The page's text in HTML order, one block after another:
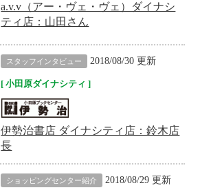
a.v.v（アー・ヴェ・ヴェ）ダイナシ
ティ店：山田さん
スタッフインタビュー 2018/08/30 更新
小田原ダイナシティ
伊勢治書店 ダイナシティ店：鈴木店
長
ショッピングセンター紹介 2018/08/29 更新